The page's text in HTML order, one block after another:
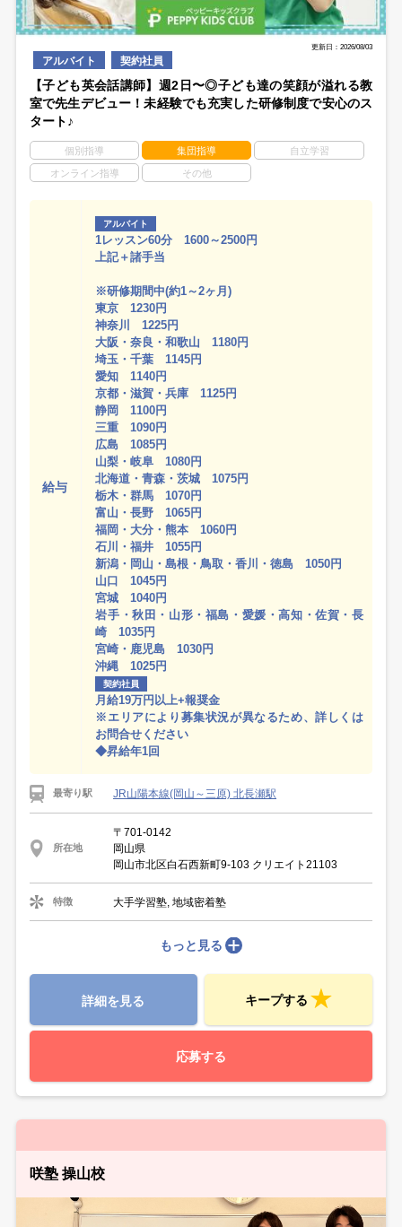
更新日：2026/08/03
アルバイト 契約社員
【子ども英会話講師】週2日〜◎子ども達の笑顔が溢れる教
室で先生デビュー！未経験でも充実した研修制度で安心のス
タート♪
個別指導 集団指導 自立学習
オンライン指導 その他
給与
アルバイト
1レッスン60分 1600～2500円
上記＋諸手当
※研修期間中(約1～2ヶ月)
東京 1230円
神奈川 1225円
大阪・奈良・和歌山 1180円
埼玉・千葉 1145円
愛知 1140円
京都・滋賀・兵庫 1125円
静岡 1100円
三重 1090円
広島 1085円
山梨・岐阜 1080円
北海道・青森・茨城 1075円
栃木・群馬 1070円
富山・長野 1065円
福岡・大分・熊本 1060円
石川・福井 1055円
新潟・岡山・島根・鳥取・香川・徳島 1050円
山口 1045円
宮城 1040円
岩手・秋田・山形・福島・愛媛・高知・佐賀・長
崎 1035円
宮崎・鹿児島 1030円
沖縄 1025円
契約社員
月給19万円以上+報奨金
※エリアにより募集状況が異なるため、詳しくは
お問合せください
◆昇給年1回
最寄り駅 JR山陽本線(岡山～三原) 北長瀬駅
所在地
〒701-0142
岡山県
岡山市北区白石西新町9-103 クリエイト21103
特徴 大手学習塾, 地域密着塾
もっと見る
詳細を見る キープする
応募する
咲塾 操山校